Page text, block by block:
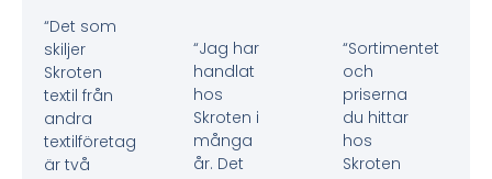
“Det som
skiljer
Skroten
textil från
andra
textilföretag
är två
“Jag har
handlat
hos
Skroten i
många
år. Det
“Sortimentet
och
priserna
du hittar
hos
Skroten